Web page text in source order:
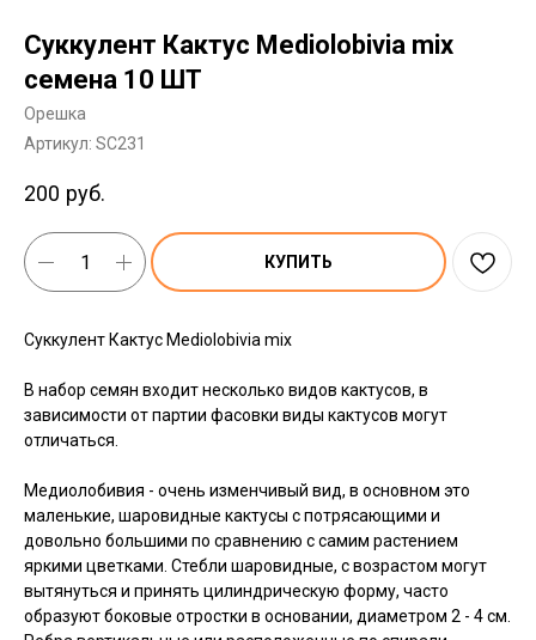
Суккулент Кактус Mediolobivia mix
семена 10 ШТ
Орешка
Артикул: SC231
200 руб.
КУПИТЬ
Суккулент Кактус Mediolobivia mix
В набор семян входит несколько видов кактусов, в
зависимости от партии фасовки виды кактусов могут
отличаться.
Медиолобивия - очень изменчивый вид, в основном это
маленькие, шаровидные кактусы с потрясающими и
довольно большими по сравнению с самим растением
яркими цветками. Стебли шаровидные, с возрастом могут
вытянуться и принять цилиндрическую форму, часто
образуют боковые отростки в основании, диаметром 2 - 4 см.